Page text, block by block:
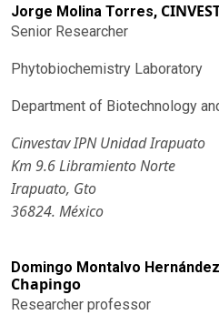
Jorge Molina Torres,
Senior Researcher
Phytobiochemistry Laboratory
Department of Biotechnology
Cinvestav IPN Unidad Irapuato
Km 9.6 Libramiento Norte
Irapuato, Gto
36824. México
Domingo Montalvo
Chapingo
Researcher professor